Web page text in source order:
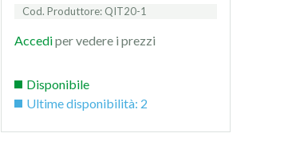
Cod. Produttore: QIT20-1
Accediper vedere i prezzi
Disponibile
Ultime disponibilità: 2